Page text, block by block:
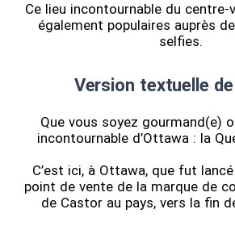
Ce lieu incontournable du
également populaires auprès
selfies.
Version textuelle
Que vous soyez gourmand(e)
incontournable d’Ottawa : la
C’est ici, à Ottawa, que fut
point de vente de la marque de
de Castor au pays, vers la fin